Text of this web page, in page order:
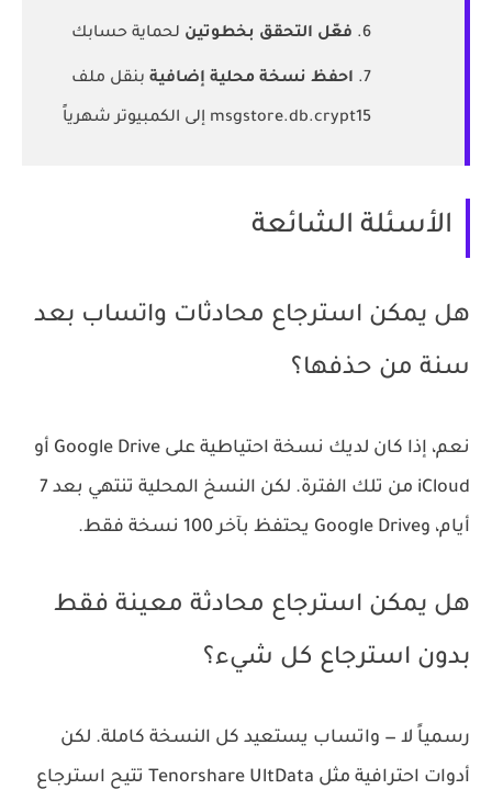
فعّل التحقق بخطوتينلحماية حسابك
احفظ نسخة محلية إضافيةبنقل ملف
msgstore.db.crypt15إلى الكمبيوتر شهرياً
الأسئلة الشائعة
هل يمكن استرجاع محادثات واتساب بعد
سنة من حذفها؟
نعم، إذا كان لديك نسخة احتياطية على Google Drive أو
iCloud من تلك الفترة. لكن النسخ المحلية تنتهي بعد 7
أيام، وGoogle Drive يحتفظ بآخر 100 نسخة فقط.
هل يمكن استرجاع محادثة معينة فقط
بدون استرجاع كل شيء؟
رسمياً لا — واتساب يستعيد كل النسخة كاملة. لكن
أدوات احترافية مثل Tenorshare UltData تتيح استرجاع